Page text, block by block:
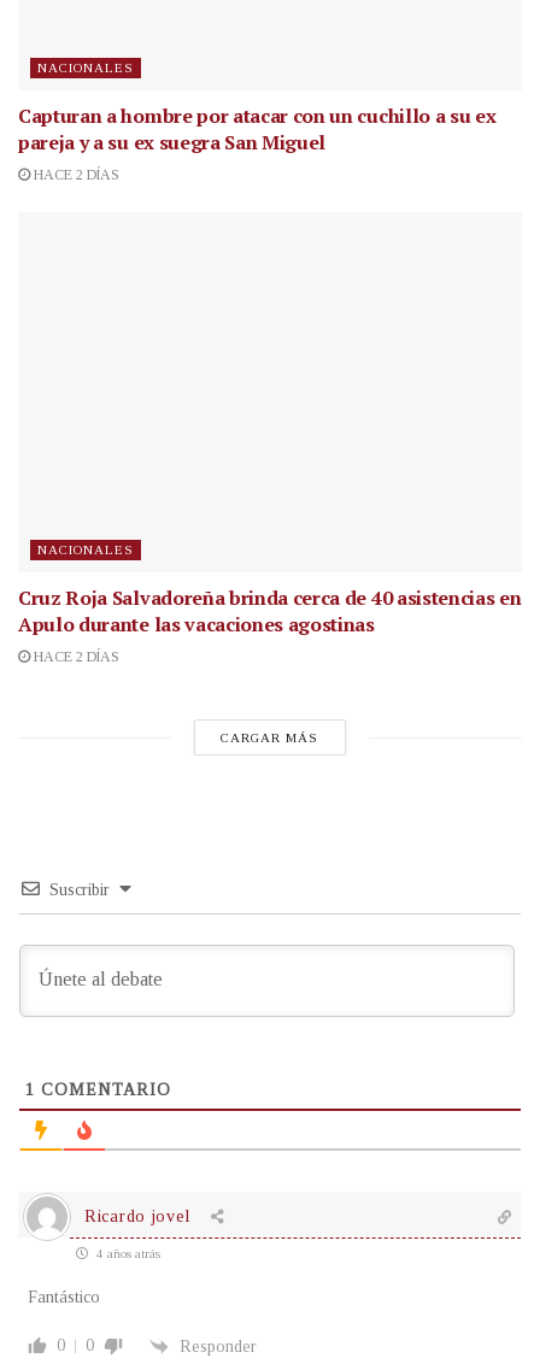
NACIONALES
Capturan a hombre por atacar con un cuchillo a su ex
pareja y a su ex suegra San Miguel
HACE 2 DÍAS
NACIONALES
Cruz Roja Salvadoreña brinda cerca de 40 asistencias en
Apulo durante las vacaciones agostinas
HACE 2 DÍAS
CARGAR MÁS
Suscribir
1 COMENTARIO
Ricardo jovel
4 años atrás
Fantástico
0 0 Responder